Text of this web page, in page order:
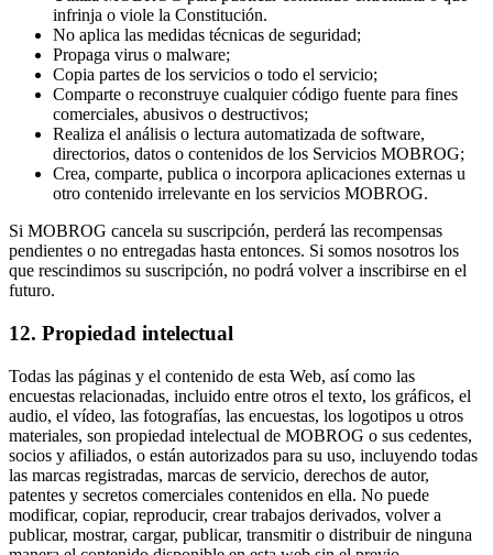
infrinja o viole la Constitución.
No aplica las medidas técnicas de seguridad;
Propaga virus o malware;
Copia partes de los servicios o todo el servicio;
Comparte o reconstruye cualquier código fuente para fines
comerciales, abusivos o destructivos;
Realiza el análisis o lectura automatizada de software,
directorios, datos o contenidos de los Servicios MOBROG;
Crea, comparte, publica o incorpora aplicaciones externas u
otro contenido irrelevante en los servicios MOBROG.
Si MOBROG cancela su suscripción, perderá las recompensas
pendientes o no entregadas hasta entonces. Si somos nosotros los
que rescindimos su suscripción, no podrá volver a inscribirse en el
futuro.
12. Propiedad intelectual
Todas las páginas y el contenido de esta Web, así como las
encuestas relacionadas, incluido entre otros el texto, los gráficos, el
audio, el vídeo, las fotografías, las encuestas, los logotipos u otros
materiales, son propiedad intelectual de MOBROG o sus cedentes,
socios y afiliados, o están autorizados para su uso, incluyendo todas
las marcas registradas, marcas de servicio, derechos de autor,
patentes y secretos comerciales contenidos en ella. No puede
modificar, copiar, reproducir, crear trabajos derivados, volver a
publicar, mostrar, cargar, publicar, transmitir o distribuir de ninguna